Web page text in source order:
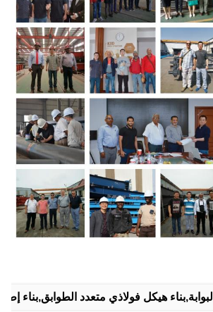
هيكل فولاذي متعدد الطوابق,بناء